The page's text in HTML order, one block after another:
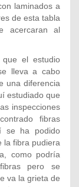
laminados a
de esta tabla
acercaran al
que el estudio
lleva a cabo
una diferencia
estudiado que
inspecciones
fibras
se ha podido
la fibra pudiera
como podría
pero se
va la grieta de